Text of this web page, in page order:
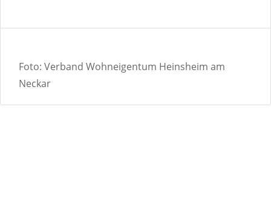
Foto: Verband Wohneigentum Heinsheim am
Neckar